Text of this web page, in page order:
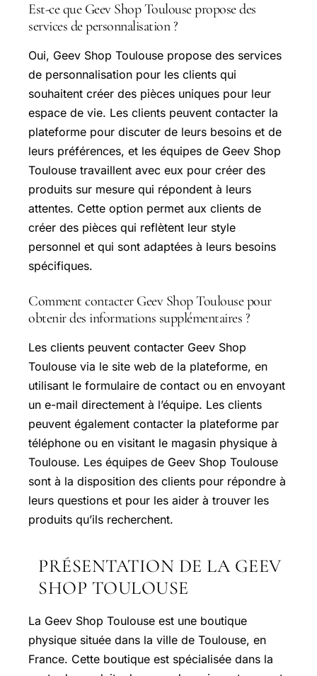
Est-ce que Geev Shop Toulouse propose des
services de personnalisation ?
Oui, Geev Shop Toulouse propose des services
de personnalisation pour les clients qui
souhaitent créer des pièces uniques pour leur
espace de vie. Les clients peuvent contacter la
plateforme pour discuter de leurs besoins et de
leurs préférences, et les équipes de Geev Shop
Toulouse travaillent avec eux pour créer des
produits sur mesure qui répondent à leurs
attentes. Cette option permet aux clients de
créer des pièces qui reflètent leur style
personnel et qui sont adaptées à leurs besoins
spécifiques.
Comment contacter Geev Shop Toulouse pour
obtenir des informations supplémentaires ?
Les clients peuvent contacter Geev Shop
Toulouse via le site web de la plateforme, en
utilisant le formulaire de contact ou en envoyant
un e-mail directement à l’équipe. Les clients
peuvent également contacter la plateforme par
téléphone ou en visitant le magasin physique à
Toulouse. Les équipes de Geev Shop Toulouse
sont à la disposition des clients pour répondre à
leurs questions et pour les aider à trouver les
produits qu’ils recherchent.
PRÉSENTATION DE LA GEEV
SHOP TOULOUSE
La Geev Shop Toulouse est une boutique
physique située dans la ville de Toulouse, en
France. Cette boutique est spécialisée dans la